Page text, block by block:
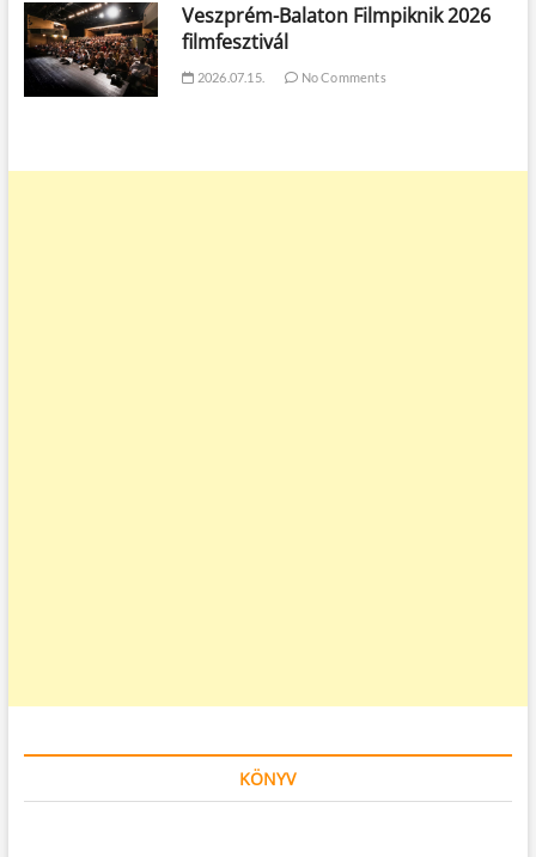
Veszprém-Balaton Filmpiknik 2026
filmfesztivál
2026.07.15. No Comments
KÖNYV